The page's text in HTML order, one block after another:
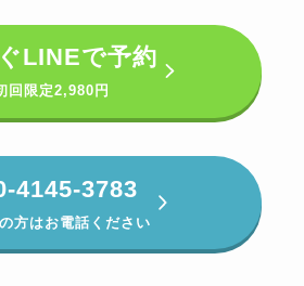
LINEで予約
回限定2,980円
4145-3783
方はお電話ください